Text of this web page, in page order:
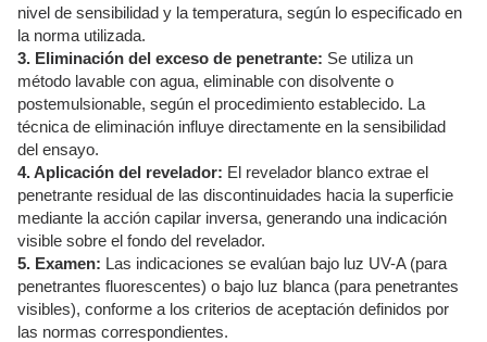
nivel de sensibilidad y la temperatura, según lo especificado en
la norma utilizada.
3. Eliminación del exceso de penetrante: Se utiliza un
método lavable con agua, eliminable con disolvente o
postemulsionable, según el procedimiento establecido. La
técnica de eliminación influye directamente en la sensibilidad
del ensayo.
4. Aplicación del revelador: El revelador blanco extrae el
penetrante residual de las discontinuidades hacia la superficie
mediante la acción capilar inversa, generando una indicación
visible sobre el fondo del revelador.
5. Examen: Las indicaciones se evalúan bajo luz UV-A (para
penetrantes fluorescentes) o bajo luz blanca (para penetrantes
visibles), conforme a los criterios de aceptación definidos por
las normas correspondientes.